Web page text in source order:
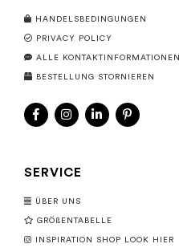
HANDELSBEDINGUNGEN
PRIVACY POLICY
ALLE KONTAKTINFORMATIONEN
BESTELLUNG STORNIEREN
SERVICE
ÜBER UNS
GRÖßENTABELLE
INSPIRATION SHOP LOOK HIER